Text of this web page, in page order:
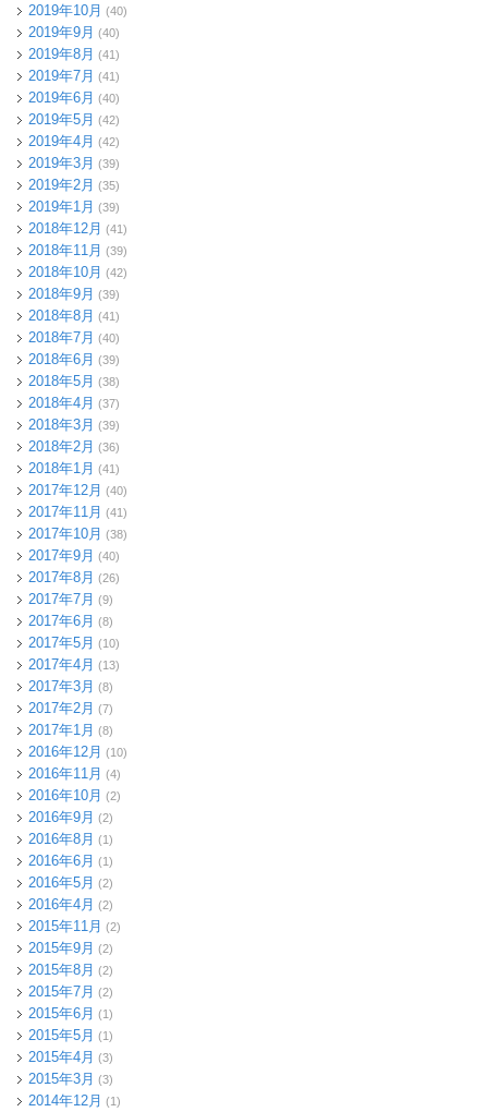
2019年10月 (40)
2019年9月 (40)
2019年8月 (41)
2019年7月 (41)
2019年6月 (40)
2019年5月 (42)
2019年4月 (42)
2019年3月 (39)
2019年2月 (35)
2019年1月 (39)
2018年12月 (41)
2018年11月 (39)
2018年10月 (42)
2018年9月 (39)
2018年8月 (41)
2018年7月 (40)
2018年6月 (39)
2018年5月 (38)
2018年4月 (37)
2018年3月 (39)
2018年2月 (36)
2018年1月 (41)
2017年12月 (40)
2017年11月 (41)
2017年10月 (38)
2017年9月 (40)
2017年8月 (26)
2017年7月 (9)
2017年6月 (8)
2017年5月 (10)
2017年4月 (13)
2017年3月 (8)
2017年2月 (7)
2017年1月 (8)
2016年12月 (10)
2016年11月 (4)
2016年10月 (2)
2016年9月 (2)
2016年8月 (1)
2016年6月 (1)
2016年5月 (2)
2016年4月 (2)
2015年11月 (2)
2015年9月 (2)
2015年8月 (2)
2015年7月 (2)
2015年6月 (1)
2015年5月 (1)
2015年4月 (3)
2015年3月 (3)
2014年12月 (1)